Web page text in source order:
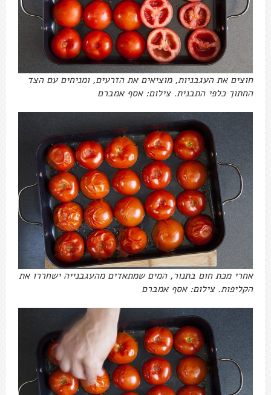
חוצים את העגבניות, מוציאים את הזרעים, ומניחים עם הצד
החתוך כלפי התבנית. צילום: אסף אמברם
אחרי מכת חום בתנור, המים שמתאדים מהעגבנייה ישחררו את
הקליפות. צילום: אסף אמברם